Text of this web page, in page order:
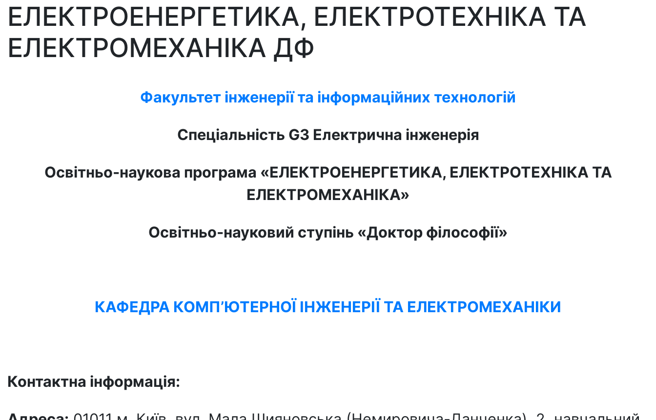
ЕЛЕКТРОЕНЕРГЕТИКА, ЕЛЕКТРОТЕХНІКА ТА
ЕЛЕКТРОМЕХАНІКА ДФ
Факультет інженерії та інформаційних технологій
Спеціальність G3 Електрична інженерія
Освітньо-наукова програма «ЕЛЕКТРОЕНЕРГЕТИКА, ЕЛЕКТРОТЕХНІКА ТА
ЕЛЕКТРОМЕХАНІКА»
Освітньо-науковий ступінь «Доктор філософії»
КАФЕДРА КОМП’ЮТЕРНОЇ ІНЖЕНЕРІЇ ТА ЕЛЕКТРОМЕХАНІКИ
Контактна інформація: